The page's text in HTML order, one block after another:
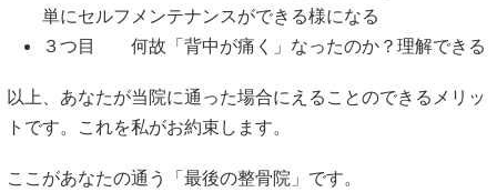
単にセルフメンテナンスができる様になる
３つ目 何故「背中が痛く」なったのか？理解できる
以上、あなたが当院に通った場合にえることのできるメリッ
トです。これを私がお約束します。
ここがあなたの通う「最後の整骨院」です。